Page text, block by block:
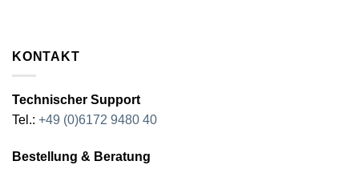
KONTAKT
Technischer Support
Tel.: +49 (0)6172 9480 40
Bestellung & Beratung